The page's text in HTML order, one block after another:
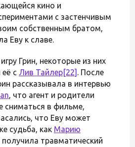
кино и
с застенчивым
собственным братом,
Еву к славе.
Грин, некоторые из них
с Лив Тайлер[22] . После
рассказывала в интервью
, что агент и родители
сниматься в фильме,
что Еву может
судьба, как Марию
получила травматический